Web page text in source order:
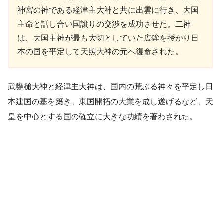
神宮の神である経津主大神と共に出雲に行き、大国
主命と話し合い国譲りの交渉を成功させた。二神
は、大国主神が最も大切としていた広鉾を授かり日
本の国を平定して天照大神の元へ復命された。
武甕槌大神と経津主大神は、国内の荒ぶる神々を平定し日
本建国の基を築き、東国開拓の大業を成し遂げるなど、天
皇を中心とする国の確立に大きな功績を著わされた。